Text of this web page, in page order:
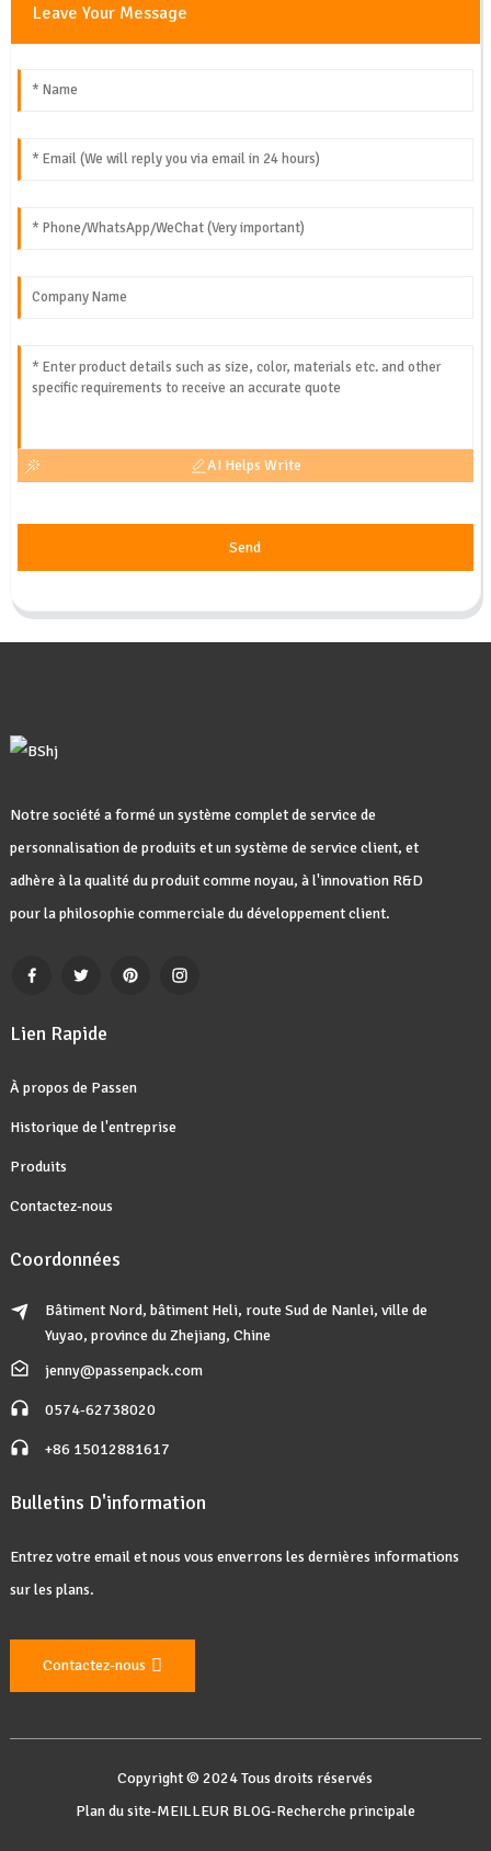
Leave Your Message
AI Helps Write
Send
Notre société a formé un système complet de service de
personnalisation de produits et un système de service client, et
adhère à la qualité du produit comme noyau, à l'innovation R&D
pour la philosophie commerciale du développement client.
Lien Rapide
À propos de Passen
Historique de l'entreprise
Produits
Contactez-nous
Coordonnées
Bâtiment Nord, bâtiment Heli, route Sud de Nanlei, ville de
Yuyao, province du Zhejiang, Chine
jenny@passenpack.com
0574-62738020
+86 15012881617
Bulletins D'information
Entrez votre email et nous vous enverrons les dernières informations
sur les plans.
Contactez-nous
Copyright © 2024 Tous droits réservés
Plan du site-MEILLEUR BLOG-Recherche principale